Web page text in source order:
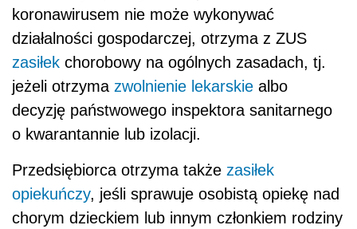
koronawirusem nie może wykonywać
działalności gospodarczej, otrzyma z ZUS
zasiłek chorobowy na ogólnych zasadach, tj.
jeżeli otrzyma zwolnienie lekarskie albo
decyzję państwowego inspektora sanitarnego
o kwarantannie lub izolacji.
Przedsiębiorca otrzyma także zasiłek
opiekuńczy, jeśli sprawuje osobistą opiekę nad
chorym dzieckiem lub innym członkiem rodziny